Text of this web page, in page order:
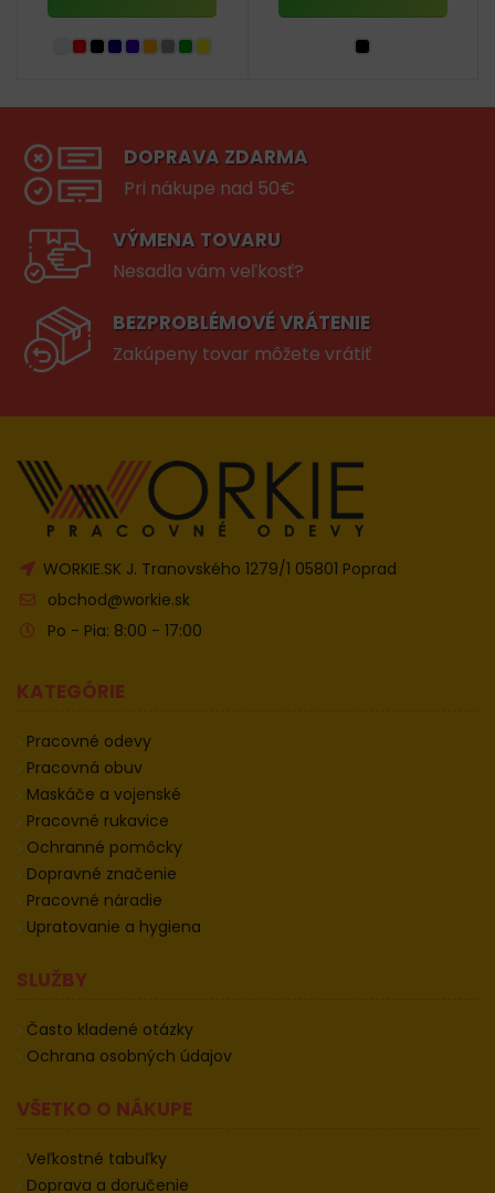
DOPRAVA ZDARMA
Pri nákupe nad 50€
VÝMENA TOVARU
Nesadla vám veľkosť?
BEZPROBLÉMOVÉ VRÁTENIE
Zakúpeny tovar môžete vrátiť
WORKIE.SK J. Tranovského 1279/1 05801 Poprad
obchod@workie.sk
Po - Pia: 8:00 - 17:00
KATEGÓRIE
Pracovné odevy
Pracovná obuv
Maskáče a vojenské
Pracovné rukavice
Ochranné pomôcky
Dopravné značenie
Pracovné náradie
Upratovanie a hygiena
SLUŽBY
Často kladené otázky
Ochrana osobných údajov
VŠETKO O NÁKUPE
Veľkostné tabuľky
Doprava a doručenie